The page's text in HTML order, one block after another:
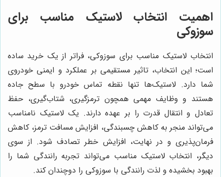
اهمیت انتخاب لاستیک مناسب برای
سوزوکی
انتخاب لاستیک مناسب برای سوزوکی، فراتر از یک خرید ساده
است؛ این انتخاب، تاثیر مستقیمی بر عملکرد و ایمنی خودروی
شما دارد. لاستیک‌ها تنها نقطه تماس خودرو با سطح جاده
هستند و وظایف مهمی همچون ترمزگیری، شتاب‌گیری، حفظ
تعادل و انتقال قدرت را بر عهده دارند. یک لاستیک نامناسب
می‌تواند منجر به کاهش چسبندگی، افزایش مسافت ترمز، کاهش
فرمان‌پذیری و در نهایت، افزایش خطر تصادف شود. از سوی
دیگر، انتخاب لاستیک مناسب می‌تواند تجربه رانندگی شما را
بهبود بخشیده و لذت رانندگی با سوزوکی را دوچندان کند.